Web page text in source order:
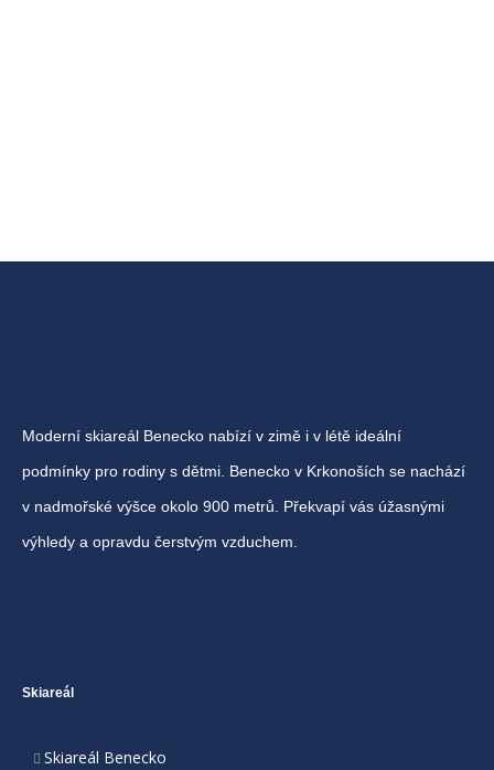
Moderní skiareál Benecko nabízí v zimě i v létě ideální
podmínky pro rodiny s dětmi. Benecko v Krkonoších se nachází
v nadmořské výšce okolo 900 metrů. Překvapí vás úžasnými
výhledy a opravdu čerstvým vzduchem.
Skiareál
Skiareál Benecko